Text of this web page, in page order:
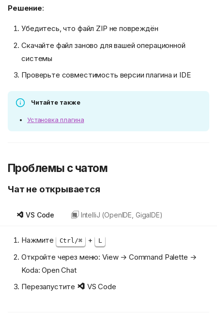
Решение:
Убедитесь, что файл ZIP не повреждён
Скачайте файл заново для вашей операционной
системы
Проверьте совместимость версии плагина и IDE
Читайте также
Установка плагина
Проблемы с чатом
Чат не открывается
VS Code IntelliJ (OpenIDE, GigaIDE)
Нажмите Ctrl/⌘ + L
Откройте через меню: View → Command Palette →
Koda: Open Chat
Перезапустите
VS Code